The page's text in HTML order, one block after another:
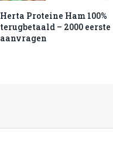
Herta Proteine Ham 100%
terugbetaald – 2000 eerste
aanvragen